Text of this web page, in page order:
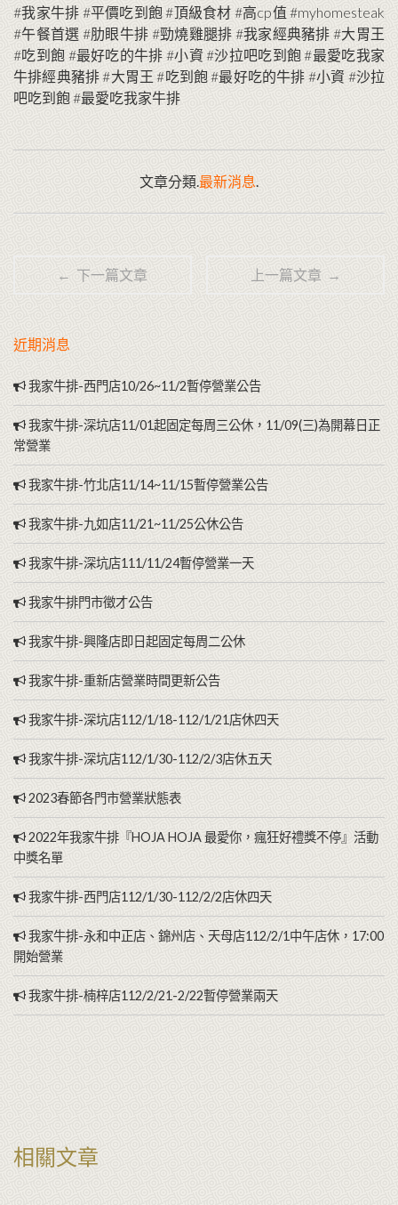
#我家牛排 #平價吃到飽 #頂級食材 #高cp值 #myhomesteak
#午餐首選 #肋眼牛排 #勁燒雞腿排 #我家經典豬排 #大胃王
#吃到飽 #最好吃的牛排 #小資 #沙拉吧吃到飽 #最愛吃我家
牛排經典豬排 #大胃王 #吃到飽 #最好吃的牛排 #小資 #沙拉
吧吃到飽 #最愛吃我家牛排
文章分類.最新消息
← 下一篇文章 上一篇文章 →
近期消息
我家牛排-西門店10/26~11/2暫停營業公告
我家牛排-深坑店11/01起固定每周三公休，11/09(三)為開幕日正
常營業
我家牛排-竹北店11/14~11/15暫停營業公告
我家牛排-九如店11/21~11/25公休公告
我家牛排-深坑店111/11/24暫停營業一天
我家牛排門市徵才公告
我家牛排-興隆店即日起固定每周二公休
我家牛排-重新店營業時間更新公告
我家牛排-深坑店112/1/18-112/1/21店休四天
我家牛排-深坑店112/1/30-112/2/3店休五天
2023春節各門市營業狀態表
2022年我家牛排『HOJA HOJA 最愛你，瘋狂好禮獎不停』活動
中獎名單
我家牛排-西門店112/1/30-112/2/2店休四天
我家牛排-永和中正店、錦州店、天母店112/2/1中午店休，17:00
開始營業
我家牛排-楠梓店112/2/21-2/22暫停營業兩天
相關文章